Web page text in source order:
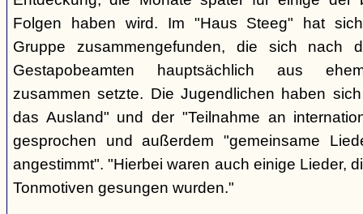
Folgen haben wird. Im "Haus Steeg" hat
Gruppe zusammengefunden, die sich nach
Gestapobeamten hauptsächlich aus
zusammen setzte. Die Jugendlichen haben
das Ausland" und der "Teilnahme an
gesprochen und außerdem "gemeinsame
angestimmt". "Hierbei waren auch einige Lieder,
Tonmotiven gesungen wurden."